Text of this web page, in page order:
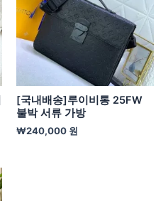
[국내배송]루이비통 25FW
불박 서류 가방
₩240,000 원